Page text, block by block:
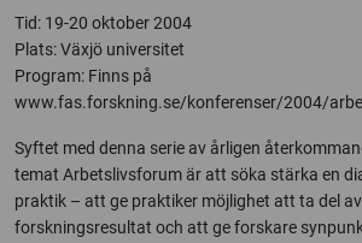
Tid: 19-20 oktober 2004
Plats: Växjö universitet
Program: Finns på
www.fas.forskning.se/konferenser/2004/
Syftet med denna serie av årligen
temat Arbetslivsforum är att söka stärka en
praktik – att ge praktiker möjlighet att ta del
forskningsresultat och att ge forskare